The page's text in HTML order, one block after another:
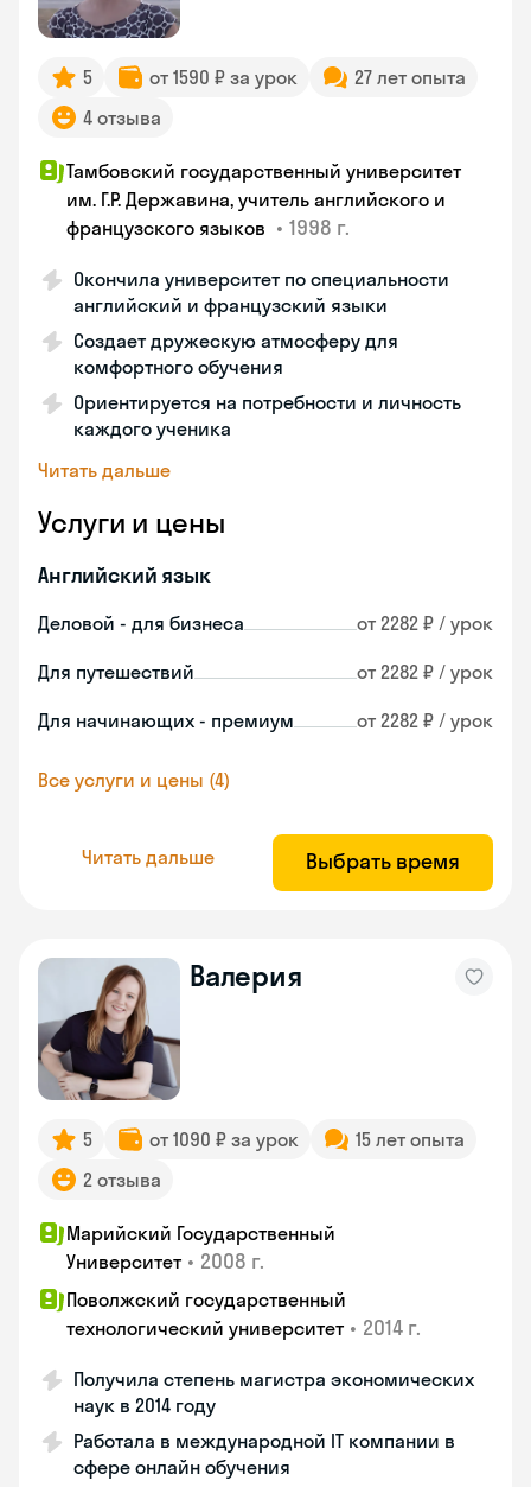
5 от 1590 ₽ за урок
27 лет опыта
4 отзыва
Тамбовский государственный университет
им. Г.Р. Державина, учитель английского и
французского языков • 1998 г.
Окончила университет по специальности
английский и французский языки
Создает дружескую атмосферу для
комфортного обучения
Ориентируется на потребности и личность
каждого ученика
Читать дальше
Услуги и цены
Английский язык
Деловой - для бизнеса от 2282 ₽ / урок
Для путешествий от 2282 ₽ / урок
Для начинающих - премиум от 2282 ₽ / урок
Все услуги и цены (4)
Читать дальше Выбрать время
Валерия
5 от 1090 ₽ за урок
15 лет опыта
2 отзыва
Марийский Государственный
Университет • 2008 г.
Поволжский государственный
технологический университет • 2014 г.
Получила степень магистра экономических
наук в 2014 году
Работала в международной IT компании в
сфере онлайн обучения